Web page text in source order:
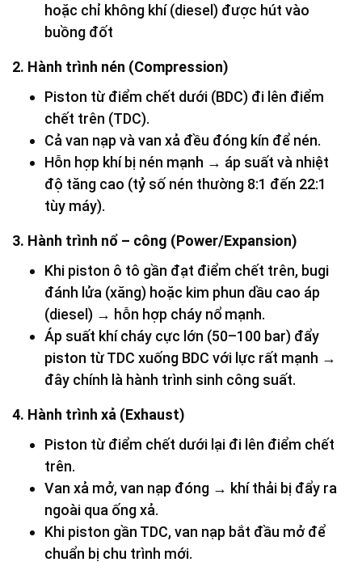
hoặc chỉ không khí (diesel) được hút vào
buồng đốt
2. Hành trình nén (Compression)
Piston từ điểm chết dưới (BDC) đi lên điểm
chết trên (TDC).
Cả van nạp và van xả đều đóng kín để nén.
Hỗn hợp khí bị nén mạnh → áp suất và nhiệt
độ tăng cao (tỷ số nén thường 8:1 đến 22:1
tùy máy).
3. Hành trình nổ – công (Power/Expansion)
Khi piston ô tô gần đạt điểm chết trên, bugi
đánh lửa (xăng) hoặc kim phun dầu cao áp
(diesel) → hỗn hợp cháy nổ mạnh.
Áp suất khí cháy cực lớn (50–100 bar) đẩy
piston từ TDC xuống BDC với lực rất mạnh →
đây chính là hành trình sinh công suất.
4. Hành trình xả (Exhaust)
Piston từ điểm chết dưới lại đi lên điểm chết
trên.
Van xả mở, van nạp đóng → khí thải bị đẩy ra
ngoài qua ống xả.
Khi piston gần TDC, van nạp bắt đầu mở để
chuẩn bị chu trình mới.